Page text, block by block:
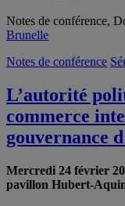
Notes de conférence,
Brunelle
Notes de conférence
L’autorité
commerce
gouvernance
Mercredi 24 février
pavillon Hubert-